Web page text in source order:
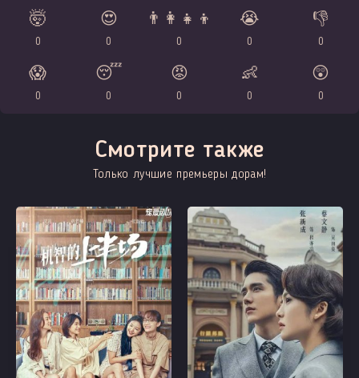
🤯
0
😍
0
👨‍👩‍👧‍👦
0
😭
0
👎
0
😱
0
😴
0
😡
0
👶
0
😲
0
Смотрите также
Только лучшие премьеры дорам!